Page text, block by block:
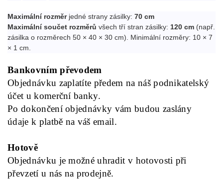
Maximální rozměr jedné strany zásilky: 70 cm
Maximální součet rozměrů všech tří stran zásilky: 120 cm (např.
zásilka o rozměrech 50 × 40 × 30 cm). Minimální rozměry: 10 × 7
× 1 cm.
Bankovním převodem
Objednávku zaplatíte předem na náš podnikatelský
účet u komerční banky.
Po dokončení objednávky vám budou zaslány
údaje k platbě na váš email.
Hotově
Objednávku je možné uhradit v hotovosti při
převzetí u nás na prodejně.